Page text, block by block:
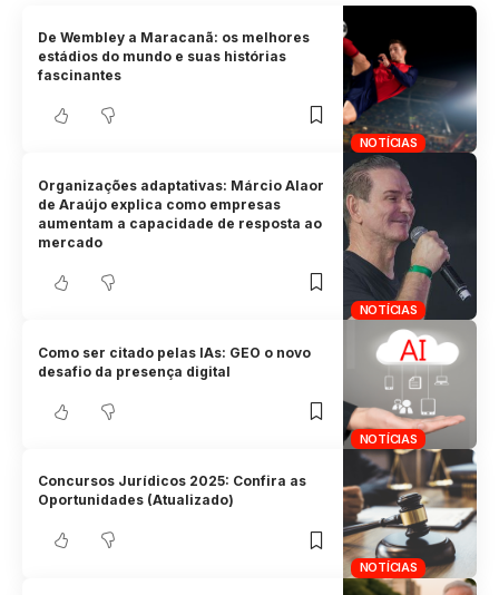
NOTÍCIAS
De Wembley a Maracanã: os melhores
estádios do mundo e suas histórias
fascinantes
NOTÍCIAS
Organizações adaptativas: Márcio Alaor
de Araújo explica como empresas
aumentam a capacidade de resposta ao
mercado
NOTÍCIAS
Como ser citado pelas IAs: GEO o novo
desafio da presença digital
NOTÍCIAS
Concursos Jurídicos 2025: Confira as
Oportunidades (Atualizado)